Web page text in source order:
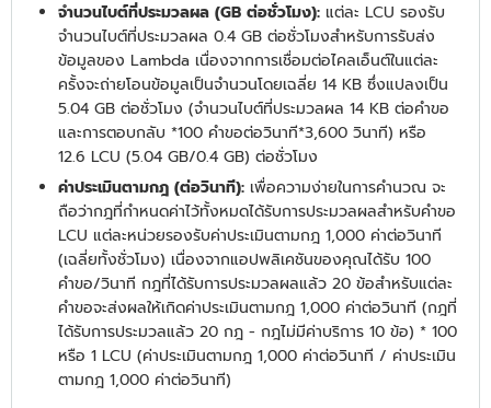
จำนวนไบต์ที่ประมวลผล (GB ต่อชั่วโมง): แต่ละ LCU รองรับ
จำนวนไบต์ที่ประมวลผล 0.4 GB ต่อชั่วโมงสำหรับการรับส่ง
ข้อมูลของ Lambda เนื่องจากการเชื่อมต่อไคลเอ็นต์ในแต่ละ
ครั้งจะถ่ายโอนข้อมูลเป็นจำนวนโดยเฉลี่ย 14 KB ซึ่งแปลงเป็น
5.04 GB ต่อชั่วโมง (จำนวนไบต์ที่ประมวลผล 14 KB ต่อคำขอ
และการตอบกลับ *100 คำขอต่อวินาที*3,600 วินาที) หรือ
12.6 LCU (5.04 GB/0.4 GB) ต่อชั่วโมง
ค่าประเมินตามกฎ (ต่อวินาที): เพื่อความง่ายในการคำนวณ จะ
ถือว่ากฎที่กำหนดค่าไว้ทั้งหมดได้รับการประมวลผลสำหรับคำขอ
LCU แต่ละหน่วยรองรับค่าประเมินตามกฎ 1,000 ค่าต่อวินาที
(เฉลี่ยทั้งชั่วโมง) เนื่องจากแอปพลิเคชันของคุณได้รับ 100
คำขอ/วินาที กฎที่ได้รับการประมวลผลแล้ว 20 ข้อสำหรับแต่ละ
คำขอจะส่งผลให้เกิดค่าประเมินตามกฎ 1,000 ค่าต่อวินาที (กฎที่
ได้รับการประมวลแล้ว 20 กฎ - กฎไม่มีค่าบริการ 10 ข้อ) * 100
หรือ 1 LCU (ค่าประเมินตามกฎ 1,000 ค่าต่อวินาที / ค่าประเมิน
ตามกฎ 1,000 ค่าต่อวินาที)